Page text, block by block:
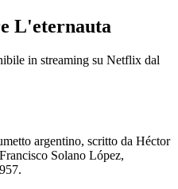
L'eternauta
in streaming su Netflix dal
argentino, scritto da Héctor
Solano López,